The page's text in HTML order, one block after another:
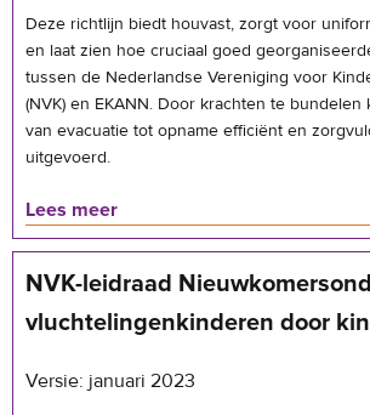
Deze richtlijn biedt houvast, zorgt voor
en laat zien hoe cruciaal goed
tussen de Nederlandse Vereniging voor
(NVK) en EKANN. Door krachten te bundelen
van evacuatie tot opname efficiënt en
uitgevoerd.
Lees meer
NVK-leidraad
vluchtelingenkinderen door
Versie: januari 2023